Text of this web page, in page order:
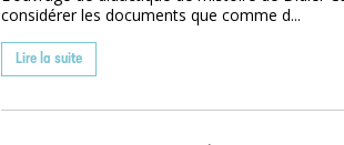
considérer les documents que comme d...
Lire la suite